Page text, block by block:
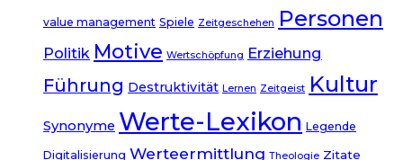
value management Spiele Zeitgeschehen Personen
Politik Motive Wertschöpfung Erziehung
Führung Destruktivität Lernen Zeitgeist Kultur
Synonyme Werte-Lexikon Legende
Digitalisierung Werteermittlung Theologie Zitate